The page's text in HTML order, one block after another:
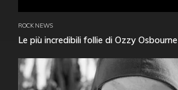
ROCK NEWS
Le più incredibili follie di Ozzy Osbourne